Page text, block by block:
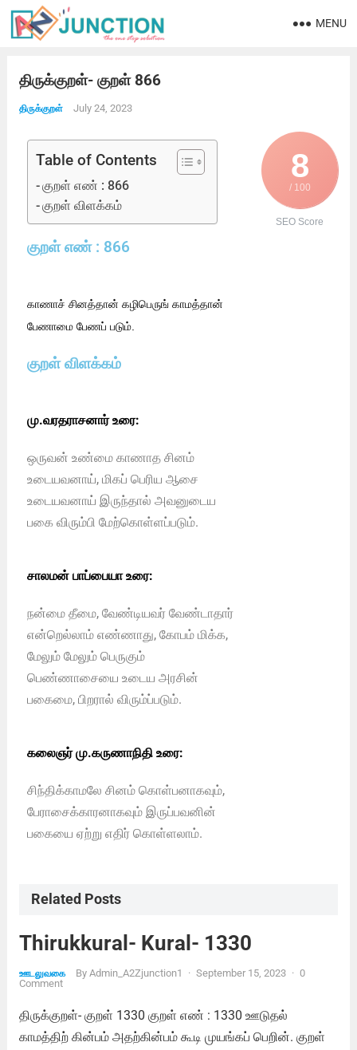
MENU
திருக்குறள்- குறள் 866
திருக்குறள் July 24, 2023
8
/ 100
SEO Score
Table of Contents
குறள் எண் : 866
குறள் விளக்கம்
குறள் எண் : 866
காணாச் சினத்தான் கழிபெருங் காமத்தான்
பேணாமை பேணப் படும்.
குறள் விளக்கம்
மு.வரதராசனார் உரை:
ஒருவன் உண்மை காணாத சினம்
உடையவனாய், மிகப் பெரிய ஆசை
உடையவனாய் இருந்தால் அவனுடைய
பகை விரும்பி மேற்கொள்ளப்படும்.
சாலமன் பாப்பையா உரை:
நன்மை தீமை, வேண்டியவர் வேண்டாதார்
என்றெல்லாம் எண்ணாது, கோபம் மிக்க,
மேலும் மேலும் பெருகும்
பெண்ணாசையை உடைய அரசின்
பகைமை, பிறரால் விரும்ப்படும்.
கலைஞர் மு.கருணாநிதி உரை:
சிந்திக்காமலே சினம் கொள்பனாகவும்,
பேராசைக்காரனாகவும் இருப்பவனின்
பகையை ஏற்று எதிர் கொள்ளலாம்.
Related Posts
Thirukkural- Kural- 1330
ஊடலுவகை By Admin_A2Zjunction1 · September 15, 2023 · 0
Comment
திருக்குறள்- குறள் 1330 குறள் எண் : 1330 ஊடுதல்
காமத்திற் கின்பம் அதற்கின்பம் கூடி முயங்கப் பெறின். குறள்